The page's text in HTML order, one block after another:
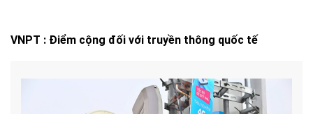
VNPT : Điểm cộng đối với truyền thông quốc tế